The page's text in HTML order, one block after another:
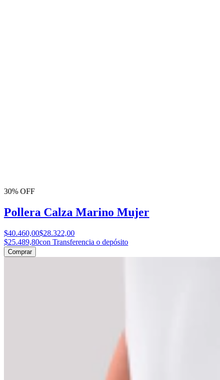
30% OFF
Pollera Calza Marino Mujer
$40.460,00$28.322,00
$25.489,80con Transferencia o depósito
Comprar